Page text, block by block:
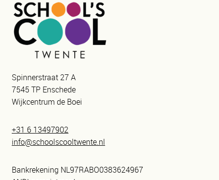
Spinnerstraat 27 A
7545 TP Enschede
Wijkcentrum de Boei
+31 6 13497902
info@schoolscooltwente.nl
Bankrekening NL97RABO0383624967